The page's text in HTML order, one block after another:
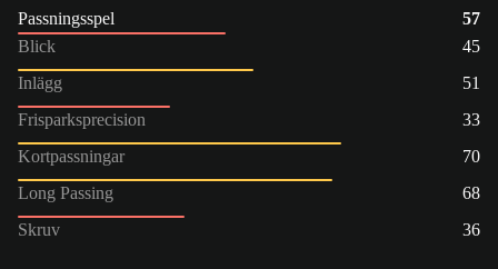
Passningsspel
57
Blick
45
Inlägg
51
Frisparksprecision
33
Kortpassningar
70
Long Passing
68
Skruv
36